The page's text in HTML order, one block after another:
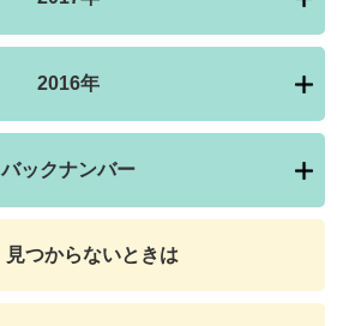
2016年
バックナンバー
見つからないときは